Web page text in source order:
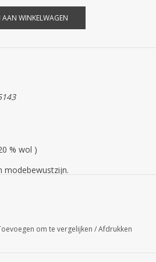
AAN WINKELWAGEN
% wol )
modebewustzijn.
voor heren overtuigt als
gesloten met een bandje via
om te vergelijken /Afdrukken